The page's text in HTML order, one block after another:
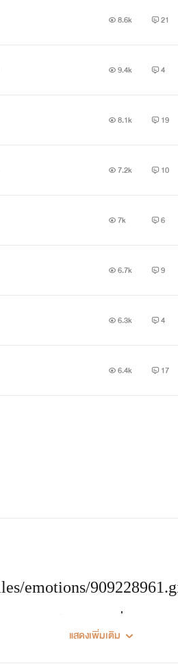
8.6k 21
9.4k 4
8.1k 19
7.2k 10
7k 6
6.7k 9
6.3k 4
6.4k 17
แสดงเพิ่มเติม